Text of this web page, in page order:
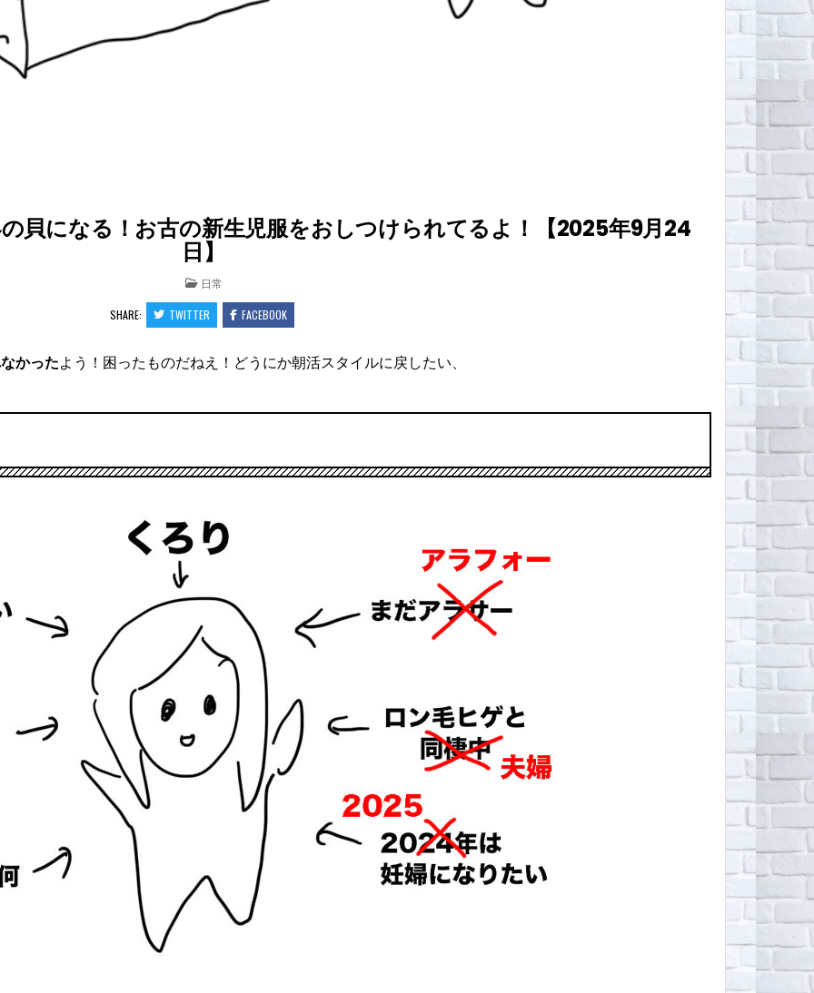
貝になる！お古の新生児服をおしつけられてるよ！【2025年9月24
日】
POSTED
IN
日常
SHARE: TWITTER FACEBOOK
かったよう！困ったものだねえ！どうにか朝活スタイルに戻したい、